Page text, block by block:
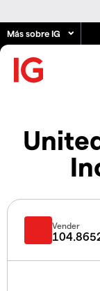
Más sobre IG
Vender